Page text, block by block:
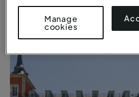
Manage
cookies